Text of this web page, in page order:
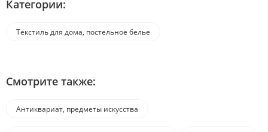
Категории:
Текстиль для дома, постельное белье
Смотрите также:
Антиквариат, предметы искусства